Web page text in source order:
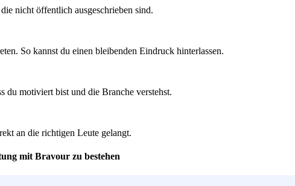
nicht öffentlich ausgeschrieben sind.
So kannst du einen bleibenden Eindruck hinterlassen.
du motiviert bist und die Branche verstehst.
an die richtigen Leute gelangt.
mit Bravour zu bestehen